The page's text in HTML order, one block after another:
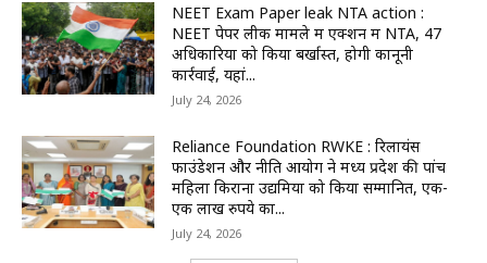
NEET Exam Paper leak NTA action :
NEET पेपर लीक मामले में एक्शन में NTA, 47
अधिकारियों को किया बर्खास्त, होगी कानूनी
कार्रवाई, यहां...
July 24, 2026
Reliance Foundation RWKE : रिलायंस
फाउंडेशन और नीति आयोग ने मध्य प्रदेश की पांच
महिला किराना उद्यमियों को किया सम्मानित, एक-
एक लाख रुपये का...
July 24, 2026